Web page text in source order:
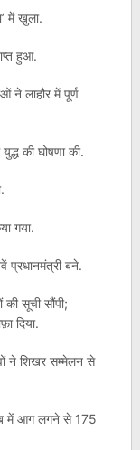
में खुला.
हुआ.
ने लाहौर में पूर्ण
की घोषणा की.
गया.
प्रधानमंत्री बने.
की सूची सौंपी;
दिया.
ने शिखर सम्मेलन से
में आग लगने से 175